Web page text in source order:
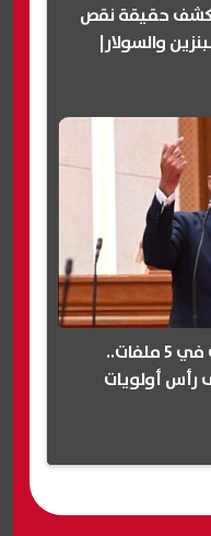
يكشف حقيقة نقص
والسولار|
إيهاب منصور: الحكومة فشلت في 5 ملفات..
رأس أولويات